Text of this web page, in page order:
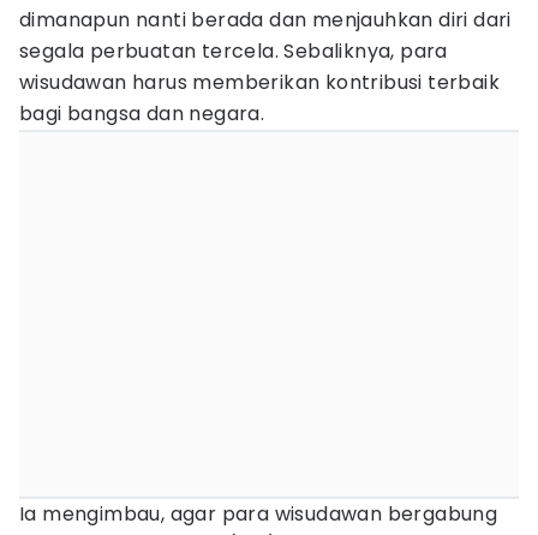
dimanapun nanti berada dan menjauhkan diri dari
segala perbuatan tercela. Sebaliknya, para
wisudawan harus memberikan kontribusi terbaik
bagi bangsa dan negara.
Ia mengimbau, agar para wisudawan bergabung